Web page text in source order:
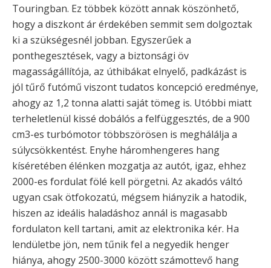
Touringban. Ez többek között annak köszönhető,
hogy a diszkont ár érdekében semmit sem dolgoztak
ki a szükségesnél jobban. Egyszerűek a
ponthegesztések, vagy a biztonsági öv
magasságállítója, az úthibákat elnyelő, padkázást is
jól tűrő futómű viszont tudatos koncepció eredménye,
ahogy az 1,2 tonna alatti saját tömeg is. Utóbbi miatt
terheletlenül kissé dobálós a felfüggesztés, de a 900
cm3-es turbómotor többszörösen is meghálálja a
súlycsökkentést. Enyhe háromhengeres hang
kíséretében élénken mozgatja az autót, igaz, ehhez
2000-es fordulat fölé kell pörgetni. Az akadós váltó
ugyan csak ötfokozatú, mégsem hiányzik a hatodik,
hiszen az ideális haladáshoz annál is magasabb
fordulaton kell tartani, amit az elektronika kér. Ha
lendületbe jön, nem tűnik fel a negyedik henger
hiánya, ahogy 2500-3000 között számottevő hang